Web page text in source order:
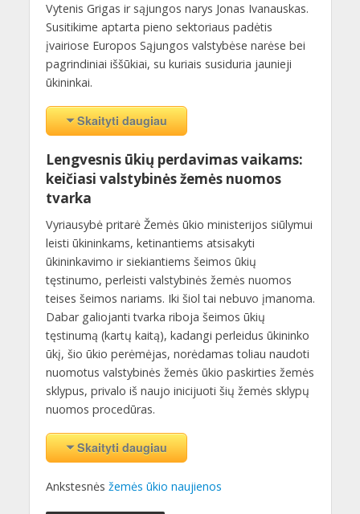
Vytenis Grigas ir sąjungos narys Jonas Ivanauskas.
Susitikime aptarta pieno sektoriaus padėtis
įvairiose Europos Sąjungos valstybėse narėse bei
pagrindiniai iššūkiai, su kuriais susiduria jaunieji
ūkininkai.
Skaityti daugiau
Lengvesnis ūkių perdavimas vaikams:
keičiasi valstybinės žemės nuomos
tvarka
Vyriausybė pritarė Žemės ūkio ministerijos siūlymui
leisti ūkininkams, ketinantiems atsisakyti
ūkininkavimo ir siekiantiems šeimos ūkių
tęstinumo, perleisti valstybinės žemės nuomos
teises šeimos nariams. Iki šiol tai nebuvo įmanoma.
Dabar galiojanti tvarka riboja šeimos ūkių
tęstinumą (kartų kaitą), kadangi perleidus ūkininko
ūkį, šio ūkio perėmėjas, norėdamas toliau naudoti
nuomotus valstybinės žemės ūkio paskirties žemės
sklypus, privalo iš naujo inicijuoti šių žemės sklypų
nuomos procedūras.
Skaityti daugiau
Ankstesnės žemės ūkio naujienos